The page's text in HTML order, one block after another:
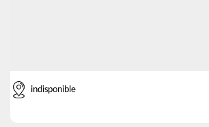
indisponible